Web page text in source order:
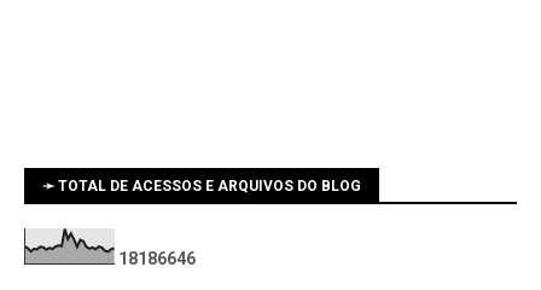
➛ TOTAL DE ACESSOS E ARQUIVOS DO BLOG
1 81 86646